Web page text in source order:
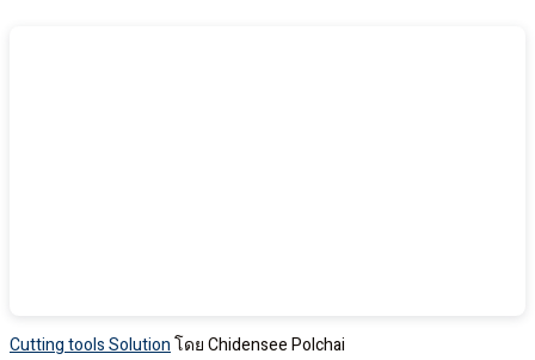
Cutting tools Solutionโดย Chidensee Polchai